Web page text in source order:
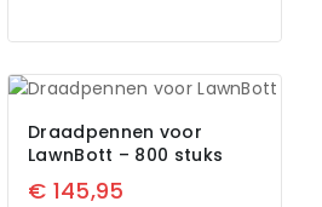
Draadpennen voor
LawnBott – 800 stuks
€ 145,95